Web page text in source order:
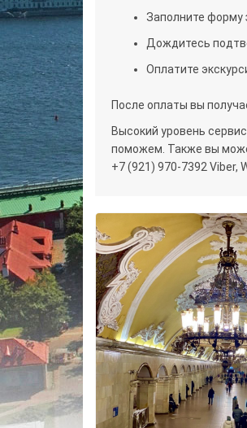
Заполните форму
Дождитесь
Оплатите
После оплаты вы
Высокий уровень
поможем. Также вы
+7 (921) 970-7392 Viber,